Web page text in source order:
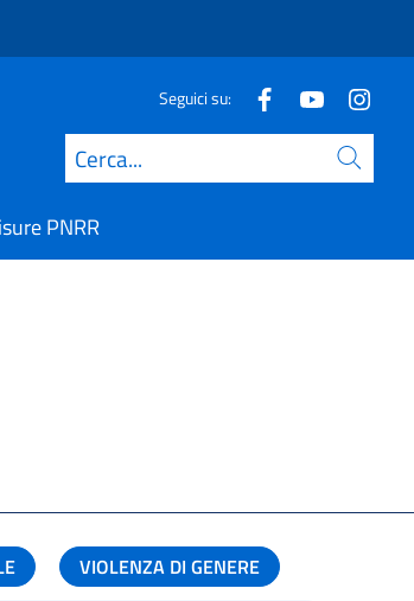
Seguici su:
Cerca
PNRR
VIOLENZA DI GENERE